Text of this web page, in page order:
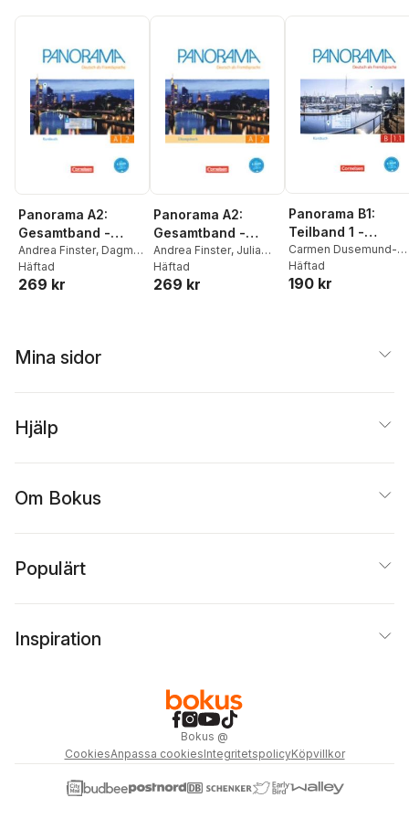
Panorama A2:
Gesamtband -
Kursbuch mit
interaktiven
Übungen auf
Andrea Finster, Dagmar
Giersberg
Jin,Verena Paar-
Häftad
269 kr
Panorama A2:
Gesamtband -
Übungsbuch DaF -
Mit PagePlayer-App
inkl. Audios
Andrea Finster, Julia
Michaux-Stander
Verena Paar-
Häftad
269 kr
Panorama B1:
Teilband 1 -
Kursbuch
Carmen Dusemund-
Brackhahn
Finster,Dagmar
Häftad
190 kr
Mina sidor
Hjälp
Om Bokus
Populärt
Inspiration
Bokus @
CookiesAnpassa cookiesIntegritetspolicyKöpvillkor